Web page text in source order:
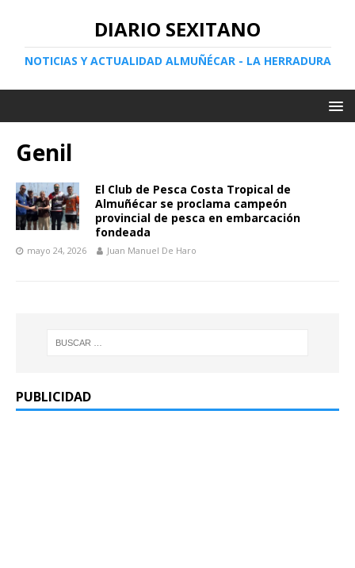
DIARIO SEXITANO
NOTICIAS Y ACTUALIDAD ALMUÑÉCAR - LA HERRADURA
Genil
El Club de Pesca Costa Tropical de
Almuñécar se proclama campeón
provincial de pesca en embarcación
fondeada
mayo 24, 2026 Juan Manuel De Haro
PUBLICIDAD